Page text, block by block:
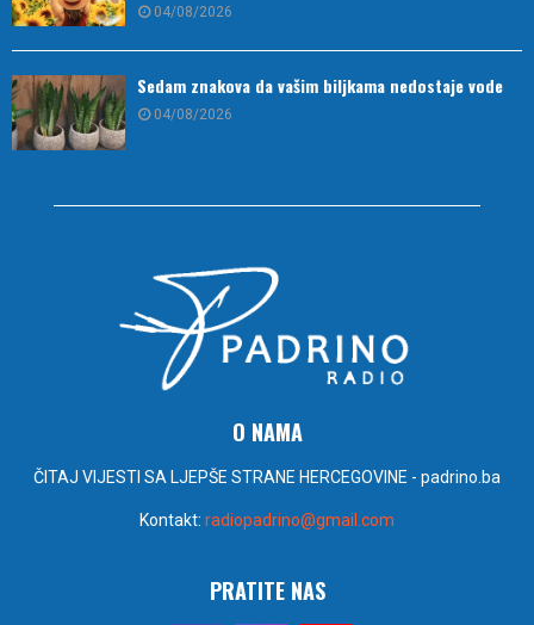
04/08/2026
Sedam znakova da vašim biljkama nedostaje vode
04/08/2026
O NAMA
ČITAJ VIJESTI SA LJEPŠE STRANE HERCEGOVINE - padrino.ba
Kontakt: radiopadrino@gmail.com
PRATITE NAS